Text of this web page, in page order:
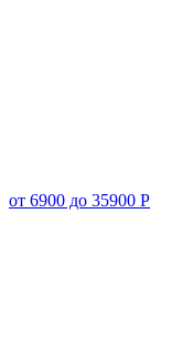
от 6900 до 35900 Р